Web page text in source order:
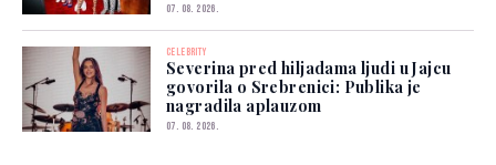
07. 08. 2026.
CELEBRITY
Severina pred hiljadama ljudi u Jajcu
govorila o Srebrenici: Publika je
nagradila aplauzom
07. 08. 2026.